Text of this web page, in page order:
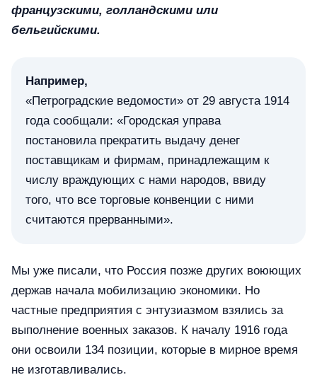
французскими, голландскими или
бельгийскими.
Например,
«Петроградские ведомости» от 29 августа 1914
года сообщали: «Городская управа
постановила прекратить выдачу денег
поставщикам и фирмам, принадлежащим к
числу враждующих с нами народов, ввиду
того, что все торговые конвенции с ними
считаются прерванными».
Мы уже писали, что Россия позже других воюющих
держав начала мобилизацию экономики. Но
частные предприятия с энтузиазмом взялись за
выполнение военных заказов. К началу 1916 года
они освоили 134 позиции, которые в мирное время
не изготавливались.